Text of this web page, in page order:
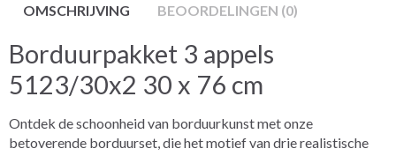
OMSCHRIJVING BEOORDELINGEN (0)
Borduurpakket 3 appels
5123/30x2 30 x 76 cm
Ontdek de schoonheid van borduurkunst met onze
betoverende borduurset, die het motief van drie realistische